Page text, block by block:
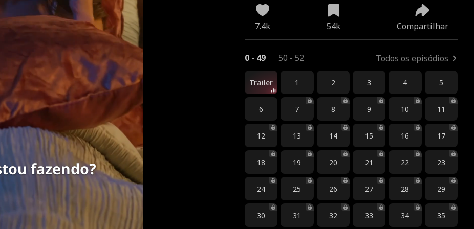
fazendo?
7.4k 54k Compartilhar
0 - 49 50 - 52 Todos os episódios
Trailer 1 2 3 4 5
6 7 8 9 10 11
12 13 14 15 16 17
18 19 20 21 22 23
24 25 26 27 28 29
30 31 32 33 34 35